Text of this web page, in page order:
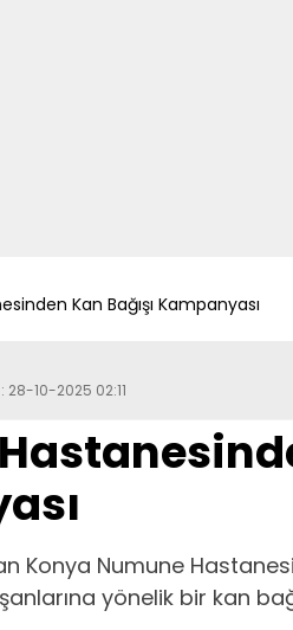
Kan Bağışı Kampanyası
10-2025 02:11
Konya Numune
yönelik bir kan